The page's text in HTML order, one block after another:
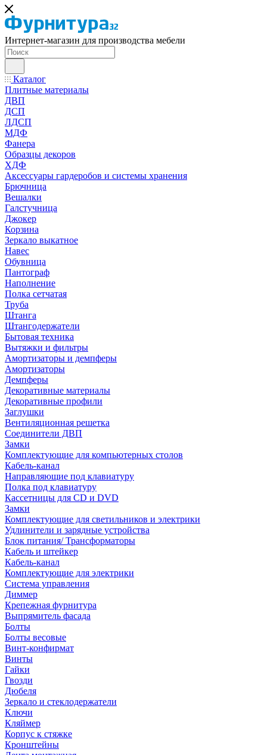
Интернет-магазин для производства мебели
Каталог
Плитные материалы
ДВП
ДСП
ЛДСП
МДФ
Фанера
Образцы декоров
ХДФ
Аксессуары гардеробов и системы хранения
Брючница
Вешалки
Галстучница
Джокер
Корзина
Зеркало выкатное
Навес
Обувница
Пантограф
Наполнение
Полка сетчатая
Труба
Штанга
Штангодержатели
Бытовая техника
Вытяжки и фильтры
Амортизаторы и демпферы
Амортизаторы
Демпферы
Декоративные материалы
Декоративные профили
Заглушки
Вентиляционная решетка
Соединители ДВП
Замки
Комплектующие для компьютерных столов
Кабель-канал
Направляющие под клавиатуру
Полка под клавиатуру
Кассетницы для CD и DVD
Замки
Комплектующие для светильников и электрики
Удлинители и зарядные устройства
Блок питания/ Трансформаторы
Кабель и штейкер
Кабель-канал
Комплектующие для электрики
Система управления
Диммер
Крепежная фурнитура
Выпрямитель фасада
Болты
Болты весовые
Винт-конфирмат
Винты
Гайки
Гвозди
Дюбеля
Зеркало и стеклодержатели
Ключи
Кляймер
Корпус к стяжке
Кронштейны